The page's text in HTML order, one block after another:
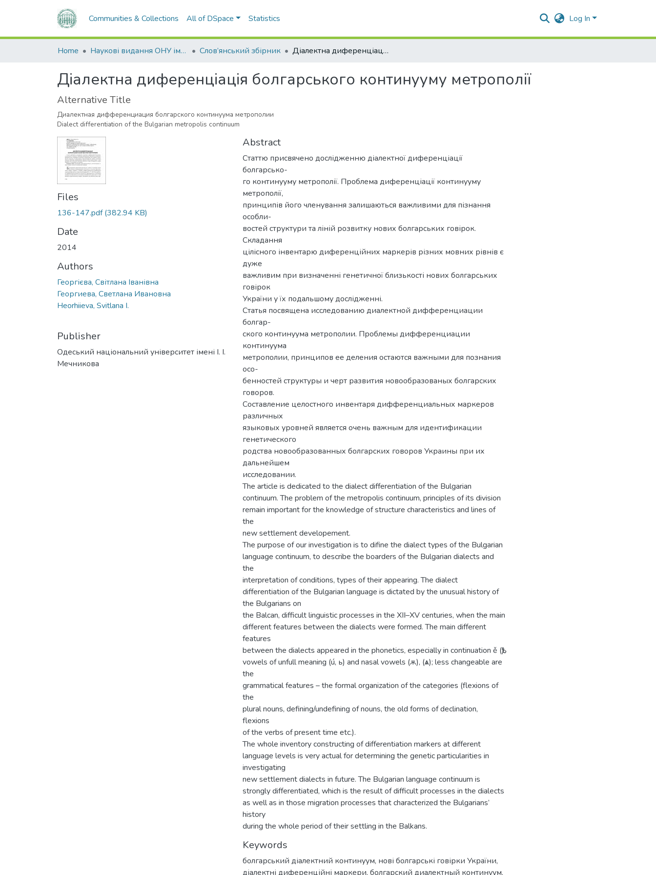
Communities & Collections All of DSpace Statistics Log In
Home Наукові видання ОНУ імені І. І. Мечникова Слов’янський збірник Діалектна диференціація болгарського континууму метрополії
Діалектна диференціація болгарського континууму метрополії
Alternative Title
Диалектная дифференциация болгарского континуума метрополии
Dialect differentiation of the Bulgarian metropolis continuum
Files
136-147.pdf(382.94 KB)
Date
2014
Authors
Георгієва, Світлана Іванівна
Георгиева, Светлана Ивановна
Heorhiieva, Svitlana I.
Publisher
Одеський національний університет імені І. І.
Мечникова
Abstract
Статтю присвячено дослідженню діалектної диференціації
болгарсько-
го континууму метрополії. Проблема диференціації континууму
метрополії,
принципів його членування залишаються важливими для пізнання
особли-
востей структури та ліній розвитку нових болгарських говірок.
Складання
цілісного інвентарю диференційних маркерів різних мовних рівнів є
дуже
важливим при визначенні генетичної близькості нових болгарських
говірок
України у їх подальшому дослідженні.
Статья посвящена исследованию диалектной дифференциации
болгар-
ского континуума метрополии. Проблемы дифференциации
континуума
метрополии, принципов ее деления остаются важными для познания
осо-
бенностей структуры и черт развития новообразованых болгарских
говоров.
Составление целостного инвентаря дифференциальных маркеров
различных
языковых уровней является очень важным для идентификации
генетического
родства новообразованных болгарских говоров Украины при их
дальнейшем
исследовании.
The article is dedicated to the dialect differentiation of the Bulgarian
continuum. The problem of the metropolis continuum, principles of its division
remain important for the knowledge of structure characteristics and lines of
the
new settlement developement.
The purpose of our investigation is to difine the dialect types of the Bulgarian
language continuum, to describe the boarders of the Bulgarian dialects and
the
interpretation of conditions, types of their appearing. The dialect
differentiation of the Bulgarian language is dictated by the unusual history of
the Bulgarians on
the Balcan, difficult linguistic processes in the ХІІ–ХV centuries, when the main
different features between the dialects were formed. The main different
features
between the dialects appeared in the phonetics, especially in continuation ě (ѣ),
vowels of unfull meaning (ú, ь) and nasal vowels (ѫ), (ѧ); less changeable are
the
grammatical features – the formal organization of the categories (flexions of
the
plural nouns, defining/undefining of nouns, the old forms of declination,
flexions
of the verbs of present time etc.).
The whole inventory constructing of differentiation markers at different
language levels is very actual for determining the genetic particularities in
investigating
new settlement dialects in future. The Bulgarian language continuum is
strongly differentiated, which is the result of difficult processes in the dialects
as well as in those migration processes that characterized the Bulgarians’
history
during the whole period of their settling in the Balkans.
Keywords
болгарський діалектний континуум, нові болгарські говірки України,
діалектні диференційні маркери, болгарский диалектный континуум,